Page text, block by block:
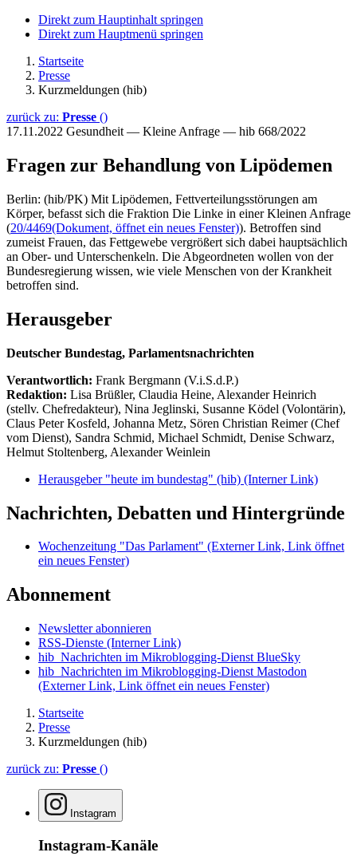
Direkt zum Hauptinhalt springen
Direkt zum Hauptmenü springen
Startseite
Presse
Kurzmeldungen (hib)
zurück zu: Presse ()
17.11.2022 Gesundheit — Kleine Anfrage — hib 668/2022
Fragen zur Behandlung von Lipödemen
Berlin: (hib/PK) Mit Lipödemen, Fettverteilungsstörungen am
Körper, befasst sich die Fraktion Die Linke in einer Kleinen Anfrage
(20/4469(Dokument, öffnet ein neues Fenster)). Betroffen sind
zumeist Frauen, das Fettgewebe vergrößert sich dabei hauptsächlich
an Ober- und Unterschenkeln. Die Abgeordneten wollen von der
Bundesregierung wissen, wie viele Menschen von der Krankheit
betroffen sind.
Herausgeber
Deutscher Bundestag, Parlamentsnachrichten
Verantwortlich: Frank Bergmann (V.i.S.d.P.)
Redaktion: Lisa Brüßler, Claudia Heine, Alexander Heinrich
(stellv. Chefredakteur), Nina Jeglinski, Susanne Ködel (Volontärin),
Claus Peter Kosfeld, Johanna Metz, Sören Christian Reimer (Chef
vom Dienst), Sandra Schmid, Michael Schmidt, Denise Schwarz,
Helmut Stoltenberg, Alexander Weinlein
Herausgeber "heute im bundestag" (hib) (Interner Link)
Nachrichten, Debatten und Hintergründe
Wochenzeitung "Das Parlament" (Externer Link, Link öffnet
ein neues Fenster)
Abonnement
Newsletter abonnieren
RSS-Dienste (Interner Link)
hib_Nachrichten im Mikroblogging-Dienst BlueSky
hib_Nachrichten im Mikroblogging-Dienst Mastodon
(Externer Link, Link öffnet ein neues Fenster)
Startseite
Presse
Kurzmeldungen (hib)
zurück zu: Presse ()
Instagram
Instagram-Kanäle